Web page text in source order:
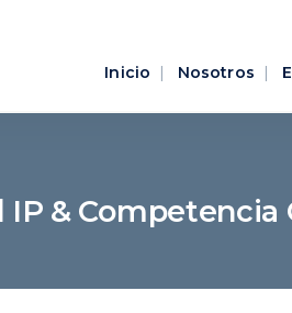
Inicio Nosotros
& Competencia